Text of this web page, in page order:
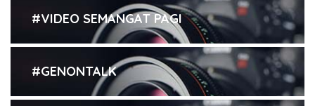
#VIDEO SEMANGAT PAGI
#GENONTALK